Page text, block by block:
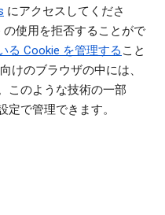
にアクセスしてくださ
使用を拒否することがで
る Cookie を管理する こと
けのブラウザの中には、
このような技術の一部
で管理できます。